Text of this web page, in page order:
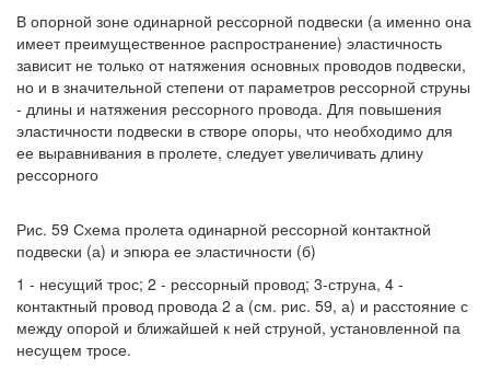
В опорной зоне одинарной рессорной подвески (а именно она
имеет преимущественное распространение) эластичность
зависит не только от натяжения основных проводов подвески,
но и в значительной степени от параметров рессорной струны
- длины и натяжения рессорного провода. Для повышения
эластичности подвески в створе опоры, что необходимо для
ее выравнивания в пролете, следует увеличивать длину
рессорного
Рис. 59 Схема пролета одинарной рессорной контактной
подвески (а) и эпюра ее эластичности (б)
1 - несущий трос; 2 - рессорный провод; 3-струна, 4 -
контактный провод провода 2 а (см. рис. 59, а) и расстояние с
между опорой и ближайшей к ней струной, установленной па
несущем тросе.